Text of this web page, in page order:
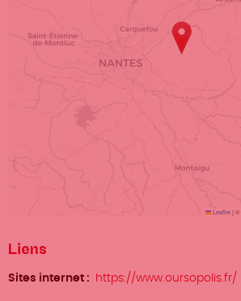
Leaflet| ©
Liens
Sites internet https://www.oursopolis.fr/